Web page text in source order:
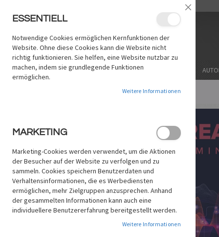
INHALT
THEMA SOFTWARE/MARKE
LOOPS-KREATIV WORKSHOP
der
springen
ESSENTIELL
Notwendige Cookies ermöglichen Kernfunktionen der
Website. Ohne diese Cookies kann die Website nicht
richtig funktionieren. Sie helfen, eine Website nutzbar zu
machen, indem sie grundlegende Funktionen
ermöglichen.
Weitere Informationen
MARKETING
Marketing-Cookies werden verwendet, um die Aktionen
der Besucher auf der Website zu verfolgen und zu
sammeln. Cookies speichern Benutzerdaten und
Verhaltensinformationen, die es Werbediensten
ermöglichen, mehr Zielgruppen anzusprechen. Anhand
der gesammelten Informationen kann auch eine
individuellere Benutzererfahrung bereitgestellt werden.
Weitere Informationen